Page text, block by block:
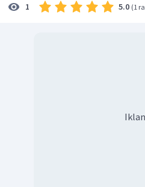
1 5.0 (1
Iklan